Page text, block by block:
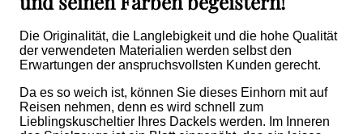
Die Originalität, die Langlebigkeit und die hohe Qualität
der verwendeten Materialien werden selbst den
Erwartungen der anspruchsvollsten Kunden gerecht.
Da es so weich ist, können Sie dieses Einhorn mit auf
Reisen nehmen, denn es wird schnell zum
Lieblingskuscheltier Ihres Dackels werden. Im Inneren